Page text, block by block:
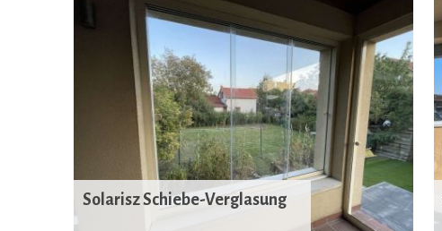
Solarisz Schiebe-Verglasung